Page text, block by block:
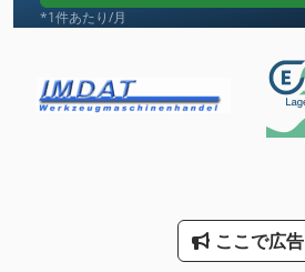
タワー クレーン
トラック クレーン
*1件あたり/月
ここで広告